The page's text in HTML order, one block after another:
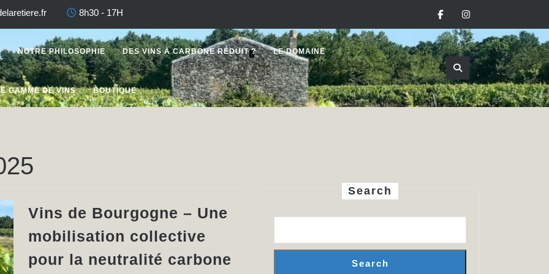
8h30 - 17H Facebook
NOTRE PHILOSOPHIE DES VINS À CARBONE RÉDUIT ? LE DOMAINE
GAMME DE VINS BOUTIQUE
Vins de Bourgogne – Une
mobilisation collective
pour la neutralité carbone
Search
Search